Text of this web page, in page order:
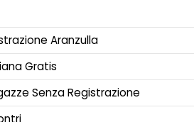
Aranzulla
Gratis
Senza Registrazione